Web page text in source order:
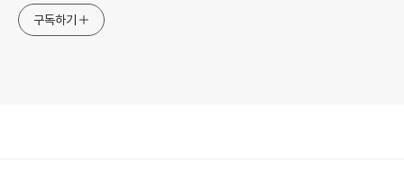
구독하기